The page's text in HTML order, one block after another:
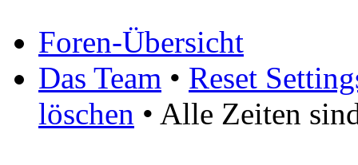
Foren-Übersicht
Das Team • Reset
löschen • Alle Zeiten